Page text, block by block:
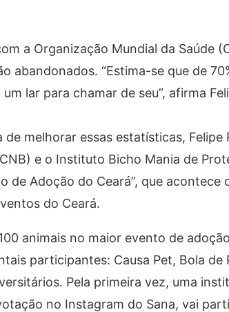
a Organização Mundial da Saúde
abandonados. “Estima-se que de
lar para chamar de seu”, afirma
melhorar essas estatísticas,
e o Instituto Bicho Mania de
de Adoção do Ceará”, que
do Ceará.
animais no maior evento de
participantes: Causa Pet, Bola
Pela primeira vez, uma
no Instagram do Sana, vai